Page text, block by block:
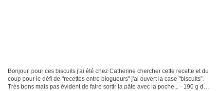
Bonjour, pour ces biscuits j'ai été chez Catherine chercher cette recette et du
coup pour le défi de "recettes entre blogueurs" j'ai ouvert la case "biscuits".
Très bons mais pas évident de faire sortir la pâte avec la poche... - 190 g de